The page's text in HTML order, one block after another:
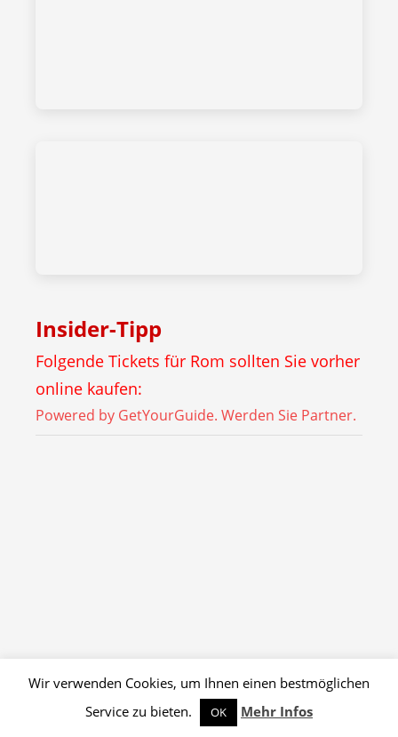
Insider-Tipp
Folgende Tickets für Rom sollten Sie vorher
online kaufen:
Powered by GetYourGuide. Werden Sie Partner.
Wir verwenden Cookies, um Ihnen einen bestmöglichen
Service zu bieten.
OK Mehr Infos